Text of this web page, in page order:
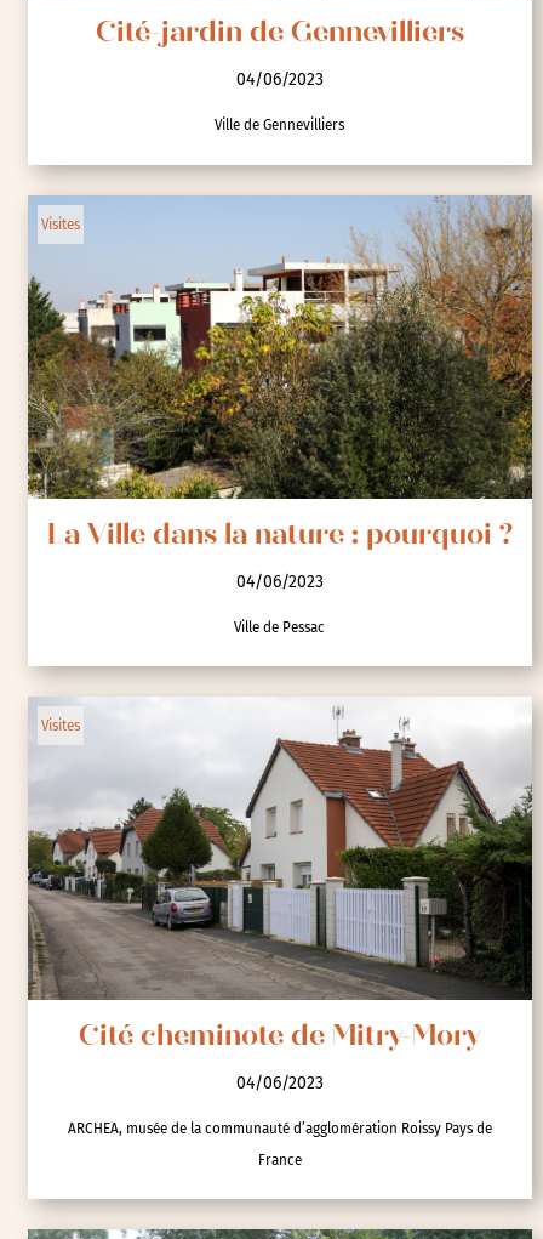
Cité-jardin de Gennevilliers
04/06/2023
Ville de Gennevilliers
Visites
La Ville dans la nature : pourquoi ?
04/06/2023
Ville de Pessac
Visites
Cité cheminote de Mitry-Mory
04/06/2023
ARCHEA, musée de la communauté d’agglomération Roissy Pays de
France